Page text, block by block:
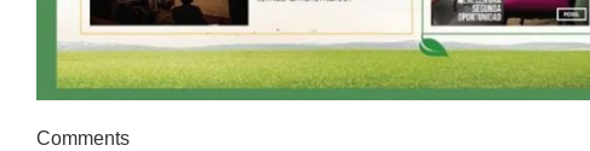
Comments